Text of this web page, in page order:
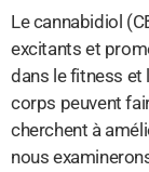
Le cannabidiol
excitants et
dans le fitness et
corps peuvent
cherchent à
nous